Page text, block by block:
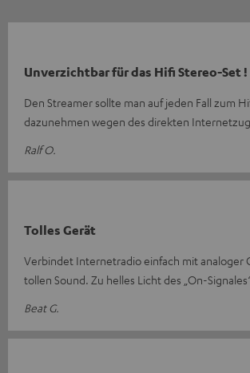
Unverzichtbar für das Hifi Stereo-Set !
Den Streamer sollte man auf jeden Fall zum
dazunehmen wegen des direkten
Ralf O.
Tolles Gerät
Verbindet Internetradio einfach mit analoger
tollen Sound. Zu helles Licht des „On-
Beat G.